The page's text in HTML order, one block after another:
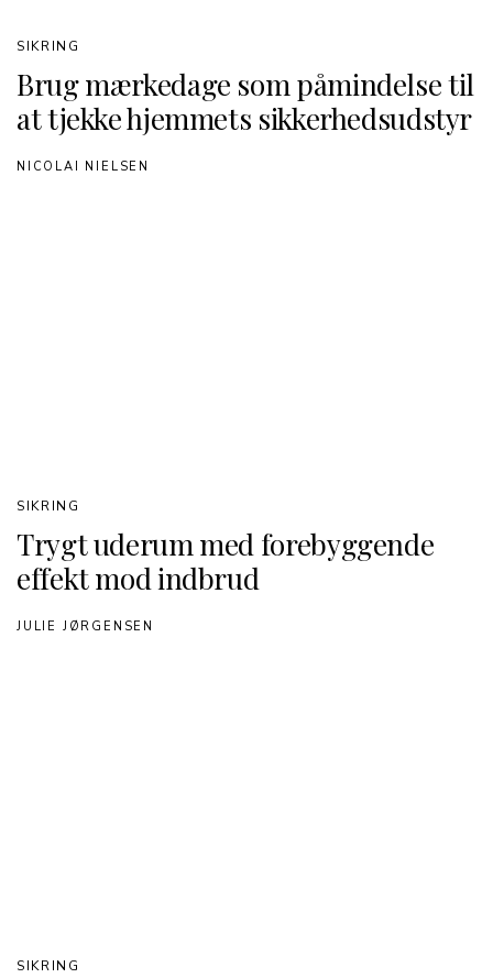
Brug mærkedage som påmindelse til
at tjekke hjemmets sikkerhedsudstyr
SIKRING
NICOLAI NIELSEN
Trygt uderum med forebyggende
effekt mod indbrud
SIKRING
JULIE JØRGENSEN
SIKRING